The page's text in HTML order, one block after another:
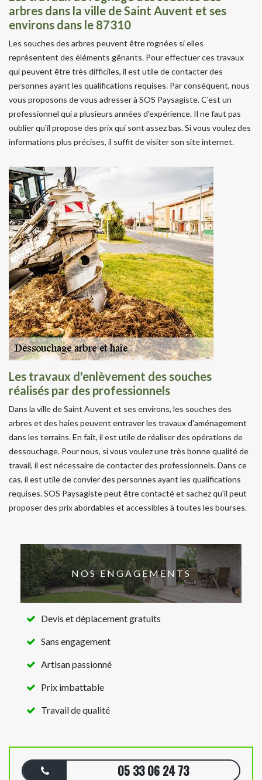
arbres dans la ville de Saint Auvent et ses
environs dans le 87310
Les souches des arbres peuvent être rognées si elles
représentent des éléments gênants. Pour effectuer ces travaux
qui peuvent être très difficiles, il est utile de contacter des
personnes ayant les qualifications requises. Par conséquent, nous
vous proposons de vous adresser à SOS Paysagiste. C'est un
professionnel qui a plusieurs années d'expérience. Il ne faut pas
oublier qu'il propose des prix qui sont assez bas. Si vous voulez des
informations plus précises, il suffit de visiter son site internet.
Les travaux d'enlèvement des souches
réalisés par des professionnels
Dans la ville de Saint Auvent et ses environs, les souches des
arbres et des haies peuvent entraver les travaux d'aménagement
dans les terrains. En fait, il est utile de réaliser des opérations de
dessouchage. Pour nous, si vous voulez une très bonne qualité de
travail, il est nécessaire de contacter des professionnels. Dans ce
cas, il est utile de convier des personnes ayant les qualifications
requises. SOS Paysagiste peut être contacté et sachez qu'il peut
proposer des prix abordables et accessibles à toutes les bourses.
NOS ENGAGEMENTS
Devis et déplacement gratuits
Sans engagement
Artisan passionné
Prix imbattable
Travail de qualité
05 33 06 24 73